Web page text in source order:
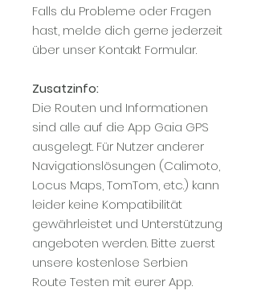
Falls du Probleme oder Fragen
hast, melde dich gerne jederzeit
über unser Kontakt Formular.
Zusatzinfo:
Die Routen und Informationen
sind alle auf die App Gaia GPS
ausgelegt. Für Nutzer anderer
Navigationslösungen (Calimoto,
Locus Maps, TomTom, etc.) kann
leider keine Kompatibilität
gewährleistet und Unterstützung
angeboten werden. Bitte zuerst
unsere kostenlose Serbien
Route Testen mit eurer App.